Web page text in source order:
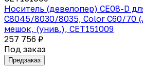
Носитель (девелопер) CE08-D
C8045/8030/8035, Color C60/70
мешок, (унив.), CET151009
257 756 ₽
Под заказ
Предзаказ